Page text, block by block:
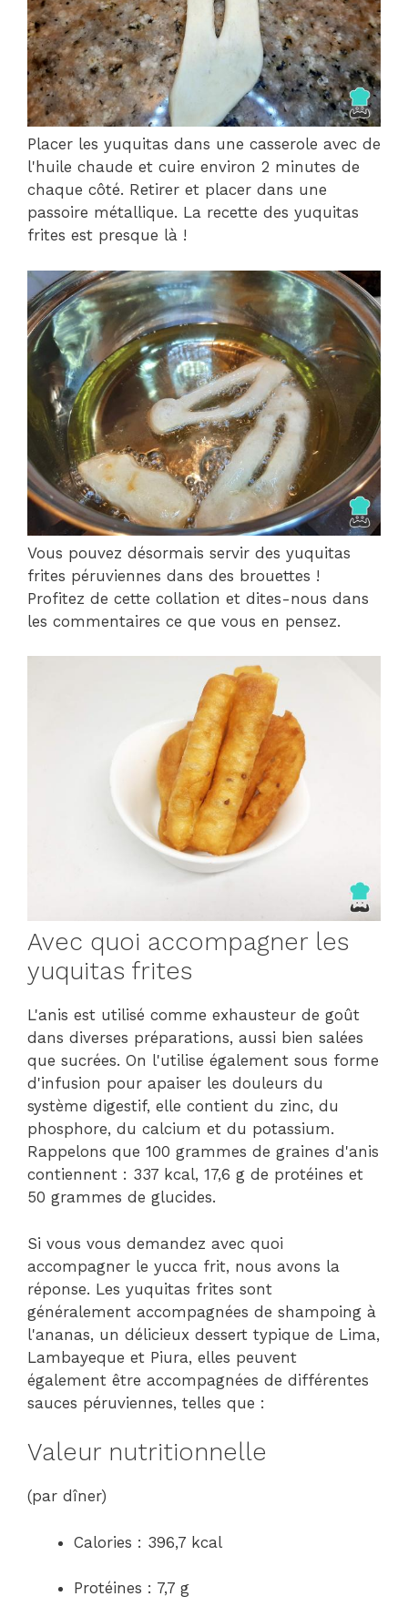
Placer les yuquitas dans une casserole avec de
l'huile chaude et cuire environ 2 minutes de
chaque côté. Retirer et placer dans une
passoire métallique. La recette des yuquitas
frites est presque là !
Vous pouvez désormais servir des yuquitas
frites péruviennes dans des brouettes !
Profitez de cette collation et dites-nous dans
les commentaires ce que vous en pensez.
Avec quoi accompagner les
yuquitas frites
L'anis est utilisé comme exhausteur de goût
dans diverses préparations, aussi bien salées
que sucrées. On l'utilise également sous forme
d'infusion pour apaiser les douleurs du
système digestif, elle contient du zinc, du
phosphore, du calcium et du potassium.
Rappelons que 100 grammes de graines d'anis
contiennent : 337 kcal, 17,6 g de protéines et
50 grammes de glucides.
Si vous vous demandez avec quoi
accompagner le yucca frit, nous avons la
réponse. Les yuquitas frites sont
généralement accompagnées de shampoing à
l'ananas, un délicieux dessert typique de Lima,
Lambayeque et Piura, elles peuvent
également être accompagnées de différentes
sauces péruviennes, telles que :
Valeur nutritionnelle
(par dîner)
Calories : 396,7 kcal
Protéines : 7,7 g